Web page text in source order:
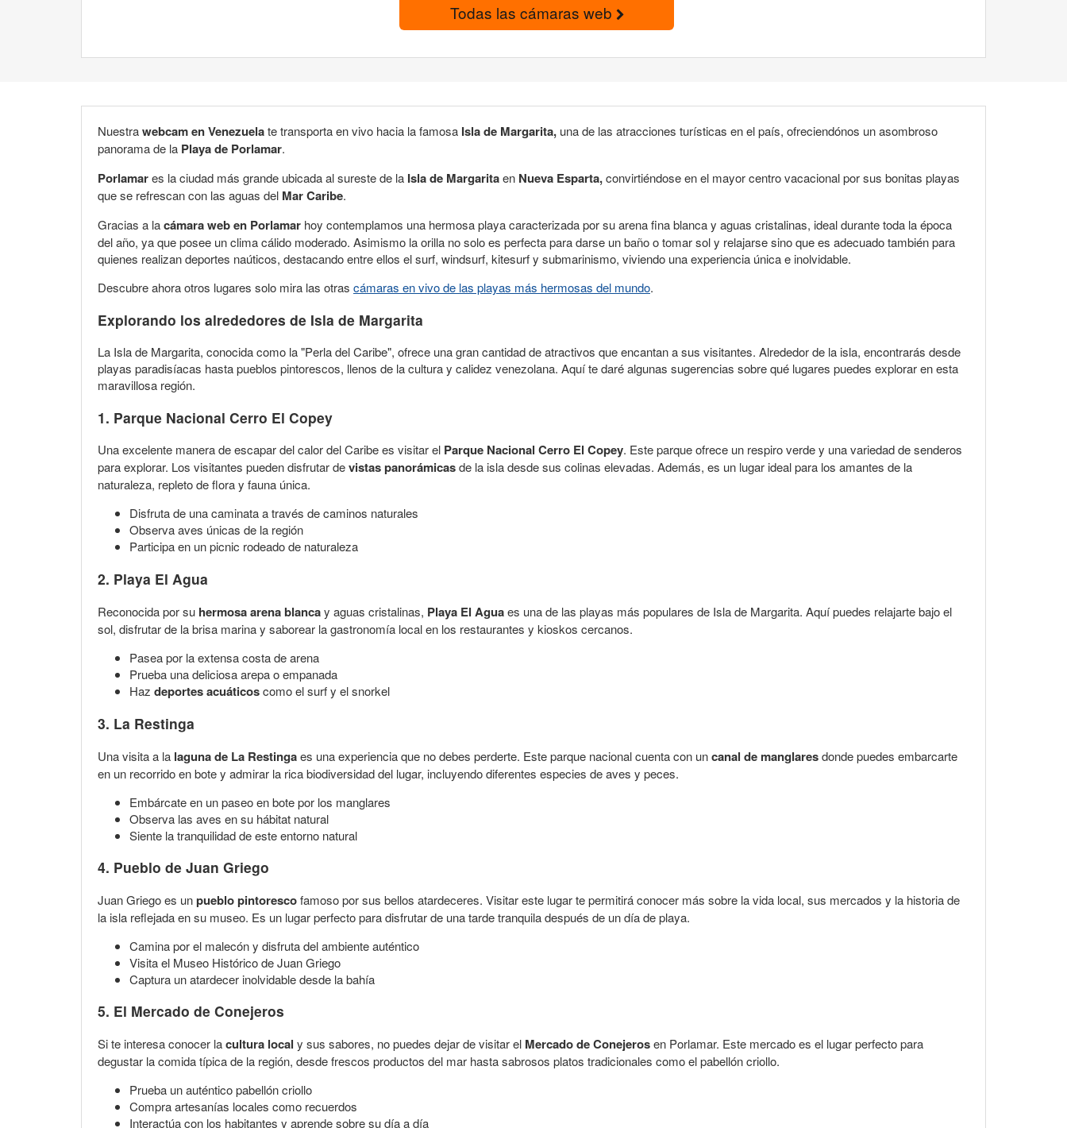
Todas las cámaras web
Nuestrawebcam en Venezuelate transporta en vivo hacia la famosa Isla de Margarita, una de las atracciones turísticas en el país, ofreciendónos un asombroso
panorama de la Playa de Porlamar.
Porlamares la ciudad más grande ubicada al sureste de la Isla de Margaritaen Nueva Esparta,convirtiéndose en el mayor centro vacacional por sus bonitas playas
que se refrescan con las aguas del Mar Caribe.
Gracias a lacámara web en Porlamar hoy contemplamos una hermosa playa caracterizada por su arena fina blanca y aguas cristalinas, ideal durante toda la época
del año, ya que posee un clima cálido moderado. Asimismo la orilla no solo es perfecta para darse un baño o tomar sol y relajarse sino que es adecuado también para
quienes realizan deportes naúticos, destacando entre ellos el surf, windsurf, kitesurf y submarinismo, viviendo una experiencia única e inolvidable.
Descubre ahora otros lugares solo mira las otras cámaras en vivo de las playas más hermosas del mundo.
Explorando los alrededores de Isla de Margarita
La Isla de Margarita, conocida como la "Perla del Caribe", ofrece una gran cantidad de atractivos que encantan a sus visitantes. Alrededor de la isla, encontrarás desde
playas paradisíacas hasta pueblos pintorescos, llenos de la cultura y calidez venezolana. Aquí te daré algunas sugerencias sobre qué lugares puedes explorar en esta
maravillosa región.
1. Parque Nacional Cerro El Copey
Una excelente manera de escapar del calor del Caribe es visitar el Parque Nacional Cerro El Copey. Este parque ofrece un respiro verde y una variedad de senderos
para explorar. Los visitantes pueden disfrutar devistas panorámicasde la isla desde sus colinas elevadas. Además, es un lugar ideal para los amantes de la
naturaleza, repleto de flora y fauna única.
Disfruta de una caminata a través de caminos naturales
Observa aves únicas de la región
Participa en un picnic rodeado de naturaleza
2. Playa El Agua
Reconocida por su hermosa arena blancay aguas cristalinas, Playa El Aguaes una de las playas más populares de Isla de Margarita. Aquí puedes relajarte bajo el
sol, disfrutar de la brisa marina y saborear la gastronomía local en los restaurantes y kioskos cercanos.
Pasea por la extensa costa de arena
Prueba una deliciosa arepa o empanada
Haz deportes acuáticoscomo el surf y el snorkel
3. La Restinga
Una visita a la laguna de La Restingaes una experiencia que no debes perderte. Este parque nacional cuenta con uncanal de manglaresdonde puedes embarcarte
en un recorrido en bote y admirar la rica biodiversidad del lugar, incluyendo diferentes especies de aves y peces.
Embárcate en un paseo en bote por los manglares
Observa las aves en su hábitat natural
Siente la tranquilidad de este entorno natural
4. Pueblo de Juan Griego
Juan Griego es unpueblo pintorescofamoso por sus bellos atardeceres. Visitar este lugar te permitirá conocer más sobre la vida local, sus mercados y la historia de
la isla reflejada en su museo. Es un lugar perfecto para disfrutar de una tarde tranquila después de un día de playa.
Camina por el malecón y disfruta del ambiente auténtico
Visita el Museo Histórico de Juan Griego
Captura un atardecer inolvidable desde la bahía
5. El Mercado de Conejeros
Si te interesa conocer lacultura local y sus sabores, no puedes dejar de visitar el Mercado de Conejerosen Porlamar. Este mercado es el lugar perfecto para
degustar la comida típica de la región, desde frescos productos del mar hasta sabrosos platos tradicionales como el pabellón criollo.
Prueba un auténtico pabellón criollo
Compra artesanías locales como recuerdos
Interactúa con los habitantes y aprende sobre su día a día